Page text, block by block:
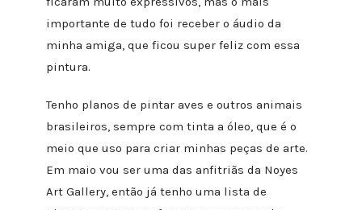
importante de tudo foi receber o áudio da
minha amiga, que ficou super feliz com essa
pintura.
Tenho planos de pintar aves e outros animais
brasileiros, sempre com tinta a óleo, que é o
meio que uso para criar minhas peças de arte.
Em maio vou ser uma das anfitriãs da Noyes
Art Gallery, então já tenho uma lista de